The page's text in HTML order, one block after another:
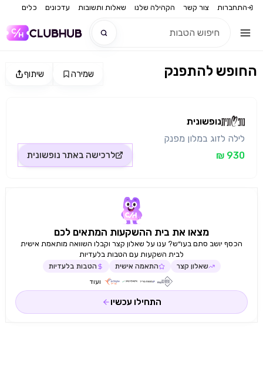
התחברות צור קשר הקהילה שלנו שאלות ותשובות עדכונים כלים
חדש שיתוף שמירה החופש להתפנק
נופשונית
לילה לזוג במלון מפנק
930 ₪
לרכישה באתר נופשונית
מצאו את בית ההשקעות המתאים לכם
הכסף יושב סתם בעו״ש? ענו על שאלון קצר וקבלו השוואה מותאמת אישית
לבית השקעות עם הטבות בלעדיות
שאלון קצר התאמה אישית הטבות בלעדיות
ועוד
התחילו עכשיו